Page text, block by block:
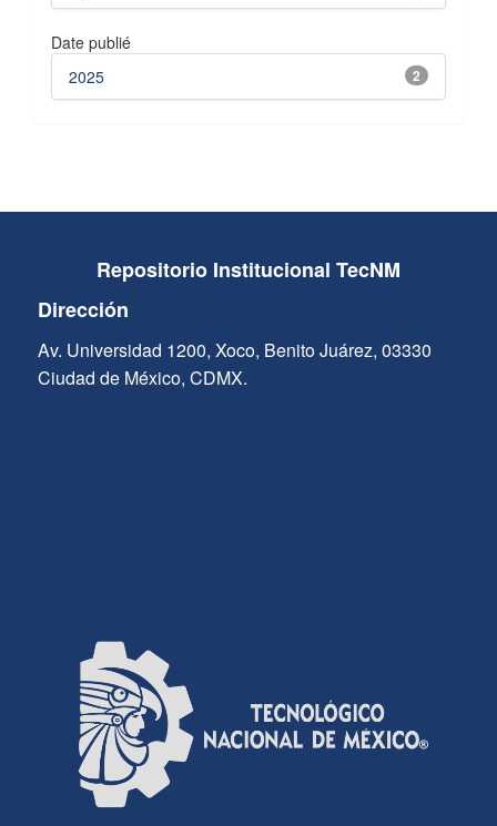
Date publié
2
2025
Repositorio Institucional TecNM
Dirección
Av. Universidad 1200, Xoco, Benito Juárez, 03330
Ciudad de México, CDMX.